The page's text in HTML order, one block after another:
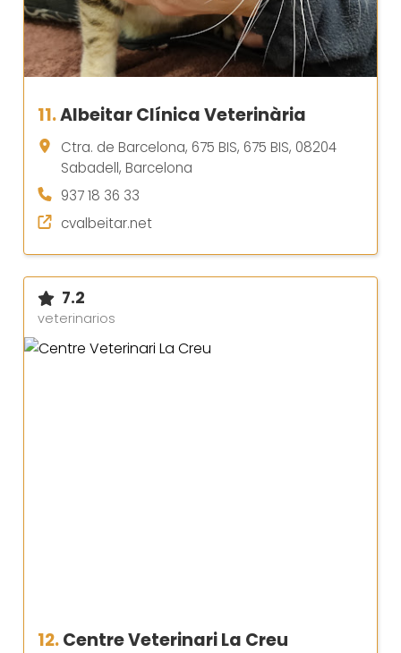
11.Albeitar Clínica Veterinària
Ctra. de Barcelona, 675 BIS, 675 BIS, 08204
Sabadell, Barcelona
937 18 36 33
cvalbeitar.net
7.2
veterinarios
12.Centre Veterinari La Creu